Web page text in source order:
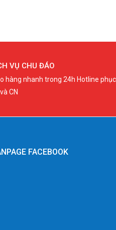
VỤ CHU ĐÁO
hàng nhanh trong 24h Hotline
CN
FACEBOOK